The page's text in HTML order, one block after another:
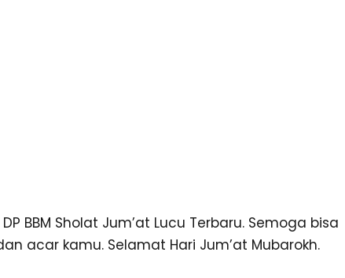
BBM Sholat Jum’at Lucu Terbaru. Semoga bisa
acar kamu. Selamat Hari Jum’at Mubarokh.